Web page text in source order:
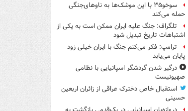
سوخو۳۵ با این موشک‌ها به ناوهای‌جنگی
حمله می‌کند
تلگراف: جنگ علیه ایران ممکن است به یکی از
اشتباهات تاریخ تبدیل شود
ترامپ: فکر می‌کنم جنگ با ایران خیلی زود
پایان می‌یابد
درگیر شدن گردشگر اسپانیایی با نظامی
صهیونیست
استقبال خاص دخترک عراقی از زائران اربعین
حسینی